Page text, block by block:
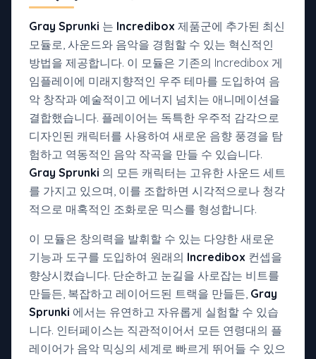
Gray Sprunki 는 Incredibox 제품군에 추가된 최신
모듈로, 사운드와 음악을 경험할 수 있는 혁신적인
방법을 제공합니다. 이 모듈은 기존의 Incredibox 게
임플레이에 미래지향적인 우주 테마를 도입하여 음
악 창작과 예술적이고 에너지 넘치는 애니메이션을
결합했습니다. 플레이어는 독특한 우주적 감각으로
디자인된 캐릭터를 사용하여 새로운 음향 풍경을 탐
험하고 역동적인 음악 작곡을 만들 수 있습니다.
Gray Sprunki 의 모든 캐릭터는 고유한 사운드 세트
를 가지고 있으며, 이를 조합하면 시각적으로나 청각
적으로 매혹적인 조화로운 믹스를 형성합니다.
이 모듈은 창의력을 발휘할 수 있는 다양한 새로운
기능과 도구를 도입하여 원래의 Incredibox 컨셉을
향상시켰습니다. 단순하고 눈길을 사로잡는 비트를
만들든, 복잡하고 레이어드된 트랙을 만들든, Gray
Sprunki 에서는 유연하고 자유롭게 실험할 수 있습
니다. 인터페이스는 직관적이어서 모든 연령대의 플
레이어가 음악 믹싱의 세계로 빠르게 뛰어들 수 있으